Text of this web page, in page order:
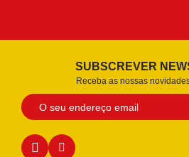
SUBSCREVER
Receba as nossas